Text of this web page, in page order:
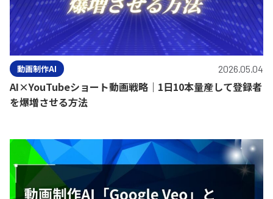
動画制作AI 2026.05.04
AI×YouTubeショート動画戦略｜1日10本量産して登録者
を爆増させる方法